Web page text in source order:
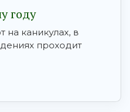
году
на каникулах, в
проходит